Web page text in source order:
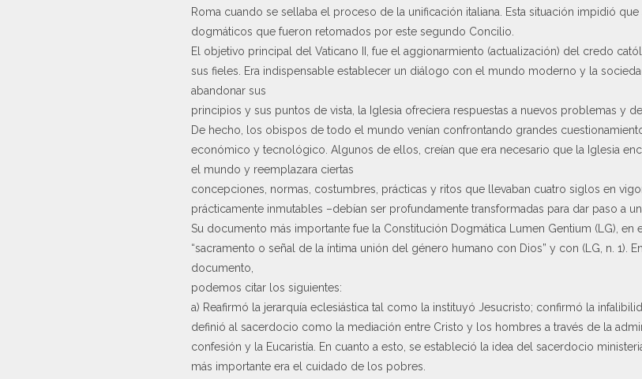
Roma cuando se sellaba el proceso de la unificación italiana. Esta situación impidió
dogmáticos que fueron retomados por este segundo Concilio.
El objetivo principal del Vaticano II, fue el aggionarmiento (actualización) del credo
sus fieles. Era indispensable establecer un diálogo con el mundo moderno y la
abandonar sus
principios y sus puntos de vista, la Iglesia ofreciera respuestas a nuevos problemas y
De hecho, los obispos de todo el mundo venían confrontando grandes
económico y tecnológico. Algunos de ellos, creían que era necesario que la Iglesia
el mundo y reemplazara ciertas
concepciones, normas, costumbres, prácticas y ritos que llevaban cuatro siglos en
prácticamente inmutables –debían ser profundamente transformadas para dar paso a
Su documento más importante fue la Constitución Dogmática Lumen Gentium (LG), en
“sacramento o señal de la íntima unión del género humano con Dios” y con (LG, n. 1).
documento,
podemos citar los siguientes:
a) Reafirmó la jerarquía eclesiástica tal como la instituyó Jesucristo; confirmó la
definió al sacerdocio como la mediación entre Cristo y los hombres a través de la
confesión y la Eucaristía. En cuanto a esto, se estableció la idea del sacerdocio
más importante era el cuidado de los pobres.